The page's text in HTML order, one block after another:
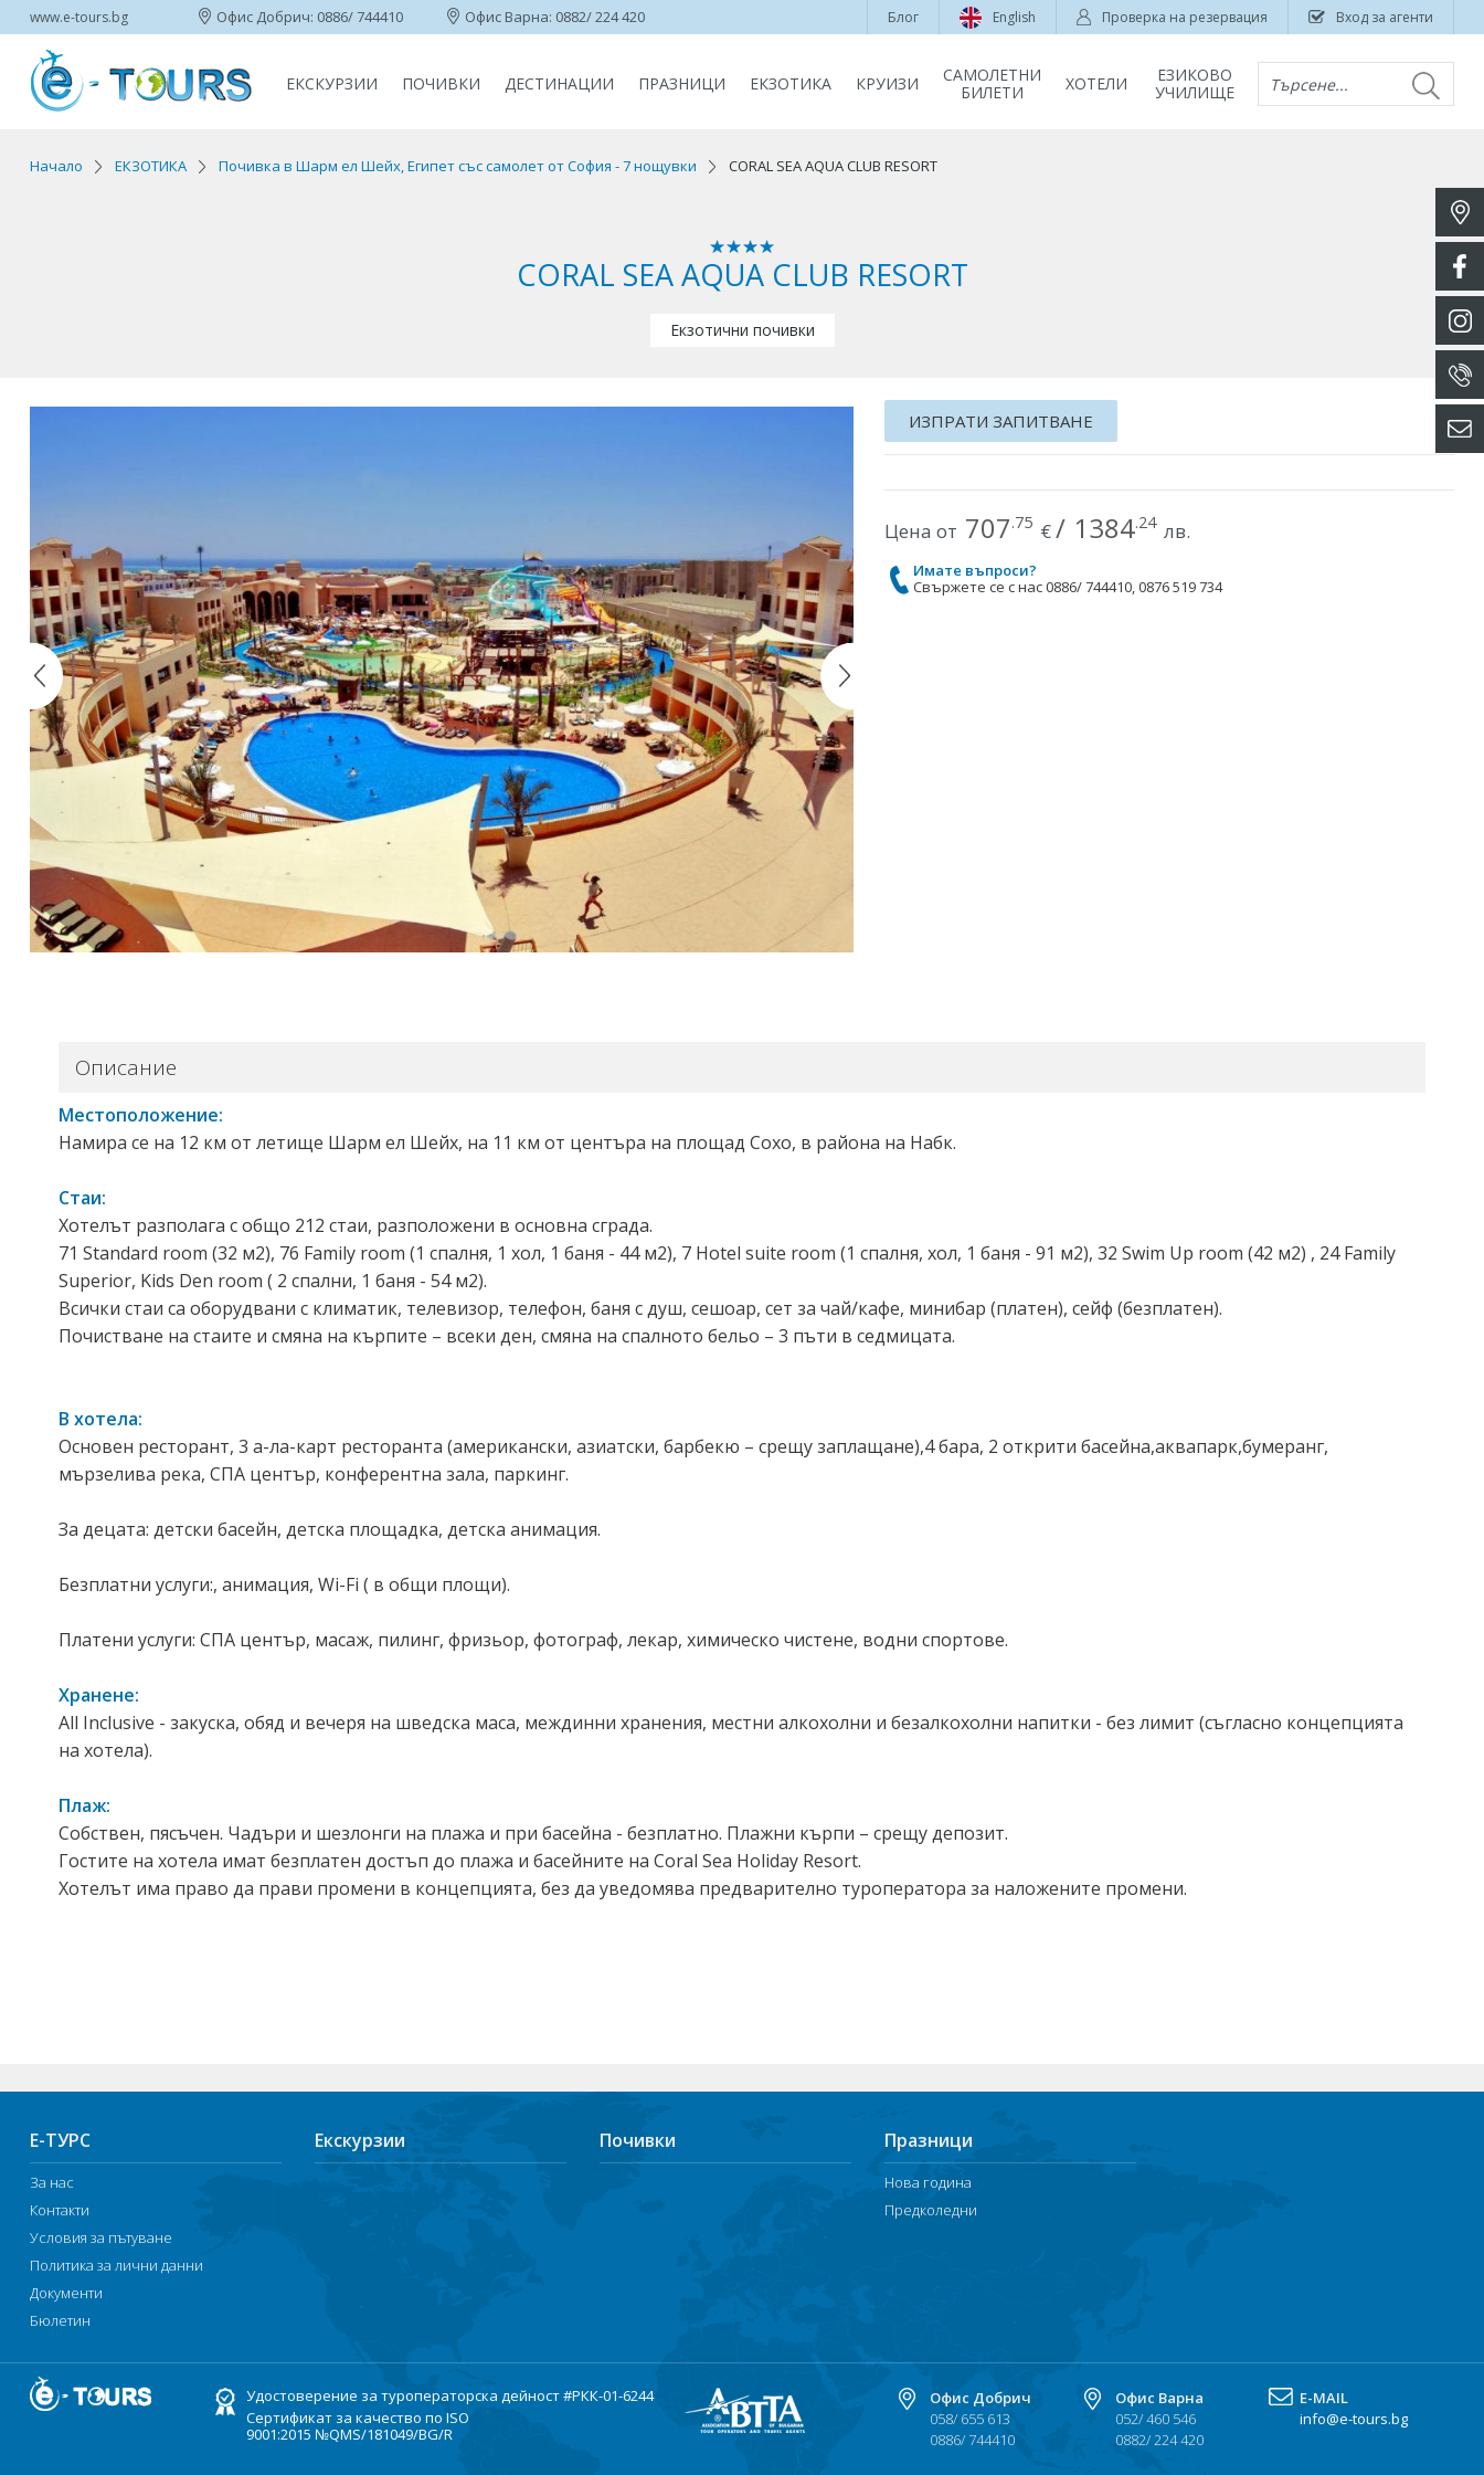
www.e-tours.bg Офис Добрич: 0886/ 744410 Офис Варна: 0882/ 224 420 Блог English Проверка на резервация Вход за агенти
ЕКСКУРЗИИ ПОЧИВКИ ДЕСТИНАЦИИ ПРАЗНИЦИ ЕКЗОТИКА КРУИЗИ
САМОЛЕТНИ
БИЛЕТИ
ХОТЕЛИ
ЕЗИКОВО
УЧИЛИЩЕ
Търсене...
Начало ЕКЗОТИКА Почивка в Шарм ел Шейх, Египет със самолет от София - 7 нощувки CORAL SEA AQUA CLUB RESORT
CORAL SEA AQUA CLUB RESORT
Екзотични почивки
ИЗПРАТИ ЗАПИТВАНЕ
Цена от 707.75 €/ 1384.24 лв.
Имате въпроси?
Свържете се с нас 0886/ 744410, 0876 519 734
Описание
Местоположение:
Намира се на 12 км от летище Шарм ел Шейх, на 11 км от центъра на площад Сохо, в района на Набк.
Стаи:
Хотелът разполага с общо 212 стаи, разположени в основна сграда.
71 Standard room (32 м2), 76 Family room (1 спалня, 1 хол, 1 баня - 44 м2), 7 Hotel suite room (1 спалня, хол, 1 баня - 91 м2), 32 Swim Up room (42 м2) , 24 Family
Superior, Kids Den room ( 2 спални, 1 баня - 54 м2).
Всички стаи са оборудвани с климатик, телевизор, телефон, баня с душ, сешоар, сет за чай/кафе, минибар (платен), сейф (безплатен).
Почистване на стаите и смяна на кърпите – всеки ден, смяна на спалното бельо – 3 пъти в седмицата.
В хотела:
Основен ресторант, 3 а-ла-карт ресторанта (американски, азиатски, барбекю – срещу заплащане),4 бара, 2 открити басейна,аквапарк,бумеранг,
мързелива река, СПА център, конферентна зала, паркинг.
За децата: детски басейн, детска площадка, детска анимация.
Безплатни услуги:, анимация, Wi-Fi ( в общи площи).
Платени услуги: СПА център, масаж, пилинг, фризьор, фотограф, лекар, химическо чистене, водни спортове.
Хранене:
All Inclusive - закуска, обяд и вечеря на шведска маса, междинни хранения, местни алкохолни и безалкохолни напитки - без лимит (съгласно концепцията
на хотела).
Плаж:
Собствен, пясъчен. Чадъри и шезлонги на плажа и при басейна - безплатно. Плажни кърпи – срещу депозит.
Гостите на хотела имат безплатен достъп до плажа и басейните на Coral Sea Holiday Resort.
Хотелът има право да прави промени в концепцията, без да уведомява предварително туроператора за наложените промени.
Е-ТУРС
За нас
Контакти
Условия за пътуване
Политика за лични данни
Документи
Бюлетин
Екскурзии Почивки Празници
Нова година
Предколедни
Удостоверение за туроператорска дейност#РКК-01-6244
Сертификат за качество по ISO
9001:2015 №QMS/181049/BG/R
Офис Добрич
058/ 655 613
0886/ 744410
Офис Варна
052/ 460 546
0882/ 224 420
Е-MAIL
info@e-tours.bg